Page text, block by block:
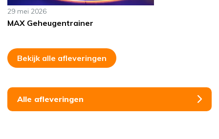
29 mei 2026
MAX Geheugentrainer
Bekijk alle afleveringen
Alle afleveringen